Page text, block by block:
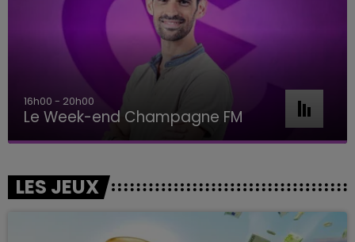
16h00 - 20h00
Le Week-end Champagne FM
LES JEUX